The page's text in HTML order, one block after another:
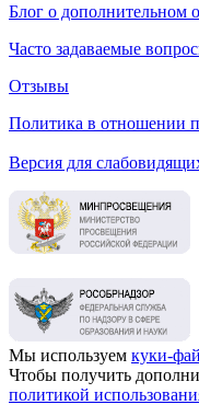
Блог о дополнительном
Часто задаваемые
Отзывы
Политика в отношении
Версия для
Мы используем куки-
Чтобы получить
политикой